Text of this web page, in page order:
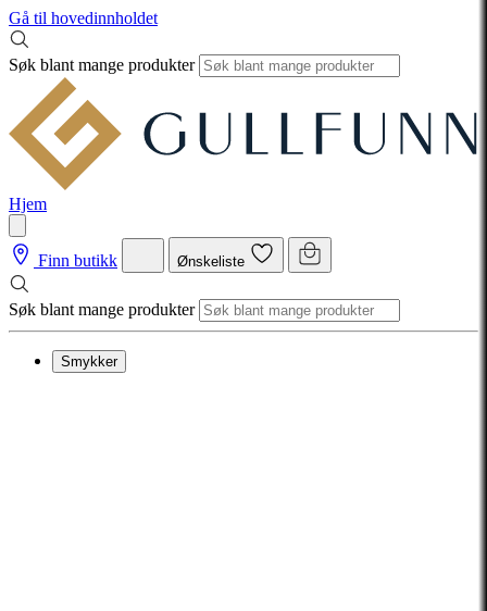
Gå til hovedinnholdet
Søk blant mange produkter
Hjem
Finn butikk Ønskeliste
Søk blant mange produkter
Smykker